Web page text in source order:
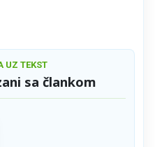
UZ TEKST
sa člankom